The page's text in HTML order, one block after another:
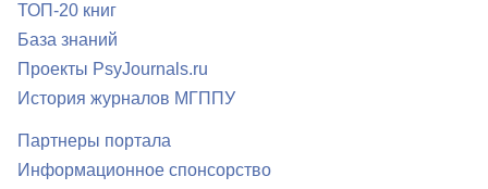
ТОП-20 книг
База знаний
Проекты PsyJournals.ru
История журналов МГППУ
Партнеры портала
Информационное спонсорство